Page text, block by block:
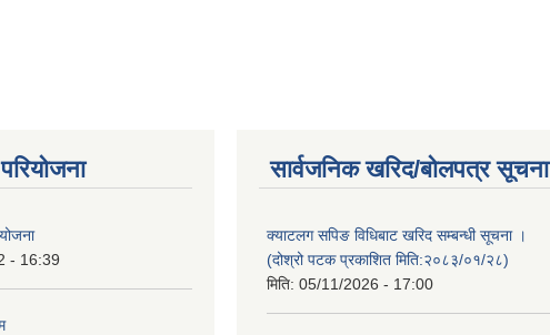
- 16:39
सार्वजनिक खरिद/बोलपत्र सूचना
क्याटलग सपिङ विधिबाट खरिद सम्बन्धी सूचना ।
(दोश्रो पटक प्रकाशित मिति:२०८३/०१/२८)
मिति: 05/11/2026 - 17:00